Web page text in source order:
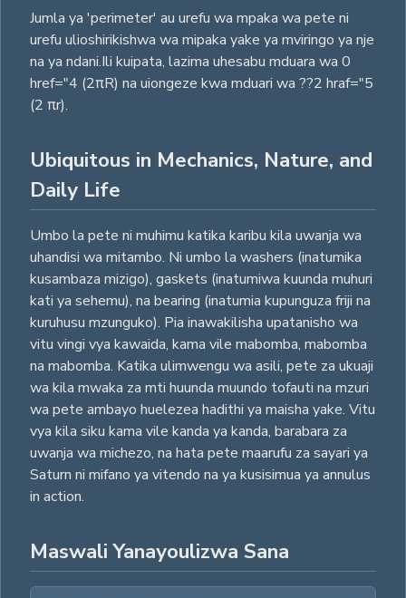
Jumla ya 'perimeter' au urefu wa mpaka wa pete ni
urefu ulioshirikishwa wa mipaka yake ya mviringo ya nje
na ya ndani.Ili kuipata, lazima uhesabu mduara wa 0
href="4 (2πR) na uiongeze kwa mduari wa ??2 hraf="5
(2 πr).
Ubiquitous in Mechanics, Nature, and
Daily Life
Umbo la pete ni muhimu katika karibu kila uwanja wa
uhandisi wa mitambo. Ni umbo la washers (inatumika
kusambaza mizigo), gaskets (inatumiwa kuunda muhuri
kati ya sehemu), na bearing (inatumia kupunguza friji na
kuruhusu mzunguko). Pia inawakilisha upatanisho wa
vitu vingi vya kawaida, kama vile mabomba, mabomba
na mabomba. Katika ulimwengu wa asili, pete za ukuaji
wa kila mwaka za mti huunda muundo tofauti na mzuri
wa pete ambayo huelezea hadithi ya maisha yake. Vitu
vya kila siku kama vile kanda ya kanda, barabara za
uwanja wa michezo, na hata pete maarufu za sayari ya
Saturn ni mifano ya vitendo na ya kusisimua ya annulus
in action.
Maswali Yanayoulizwa Sana